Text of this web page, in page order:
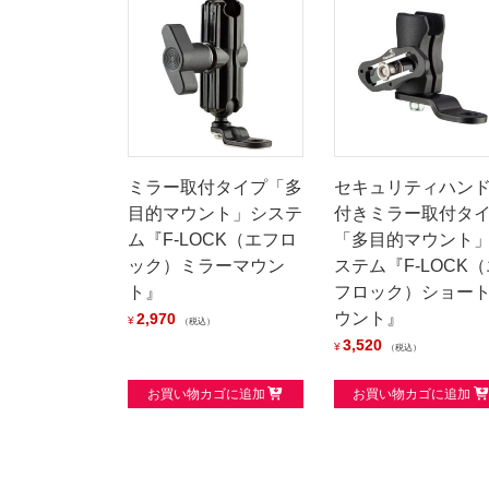
ミラー取付タイプ「多
目的マウント」システ
ム『F-LOCK（エフロ
ック）ミラーマウン
ト』
¥2,970 税込
お買い物カゴに追加
セキュリティハン
付きミラー取付タ
「多目的マウント
ステム『F-LOCK（
フロック）ショー
ウント』
¥ 3,520 税込
お買い物カゴに追加